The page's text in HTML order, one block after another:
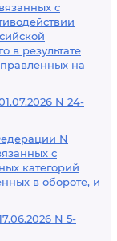
с
в результате
на
N 24-
N
с
категорий
в обороте, и
N 5-